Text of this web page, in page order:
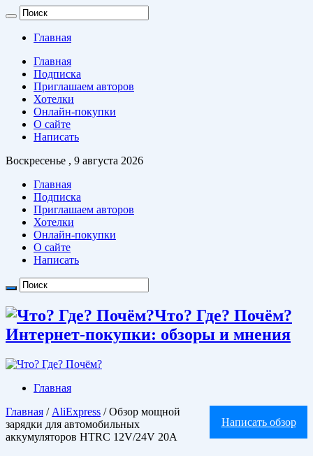
Главная
Главная
Подписка
Приглашаем авторов
Хотелки
Онлайн-покупки
О сайте
Написать
Воскресенье , 9 августа 2026
Главная
Подписка
Приглашаем авторов
Хотелки
Онлайн-покупки
О сайте
Написать
Что? Где? Почём?
Интернет-покупки: обзоры и мнения
Главная
Написать обзор
Главная / AliExpress / Обзор мощной
зарядки для автомобильных
аккумуляторов HTRC 12V/24V 20A